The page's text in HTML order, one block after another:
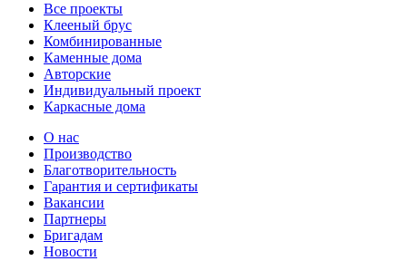
Все проекты
Клееный брус
Комбинированные
Каменные дома
Авторские
Индивидуальный проект
Каркасные дома
О нас
Производство
Благотворительность
Гарантия и сертификаты
Вакансии
Партнеры
Бригадам
Новости